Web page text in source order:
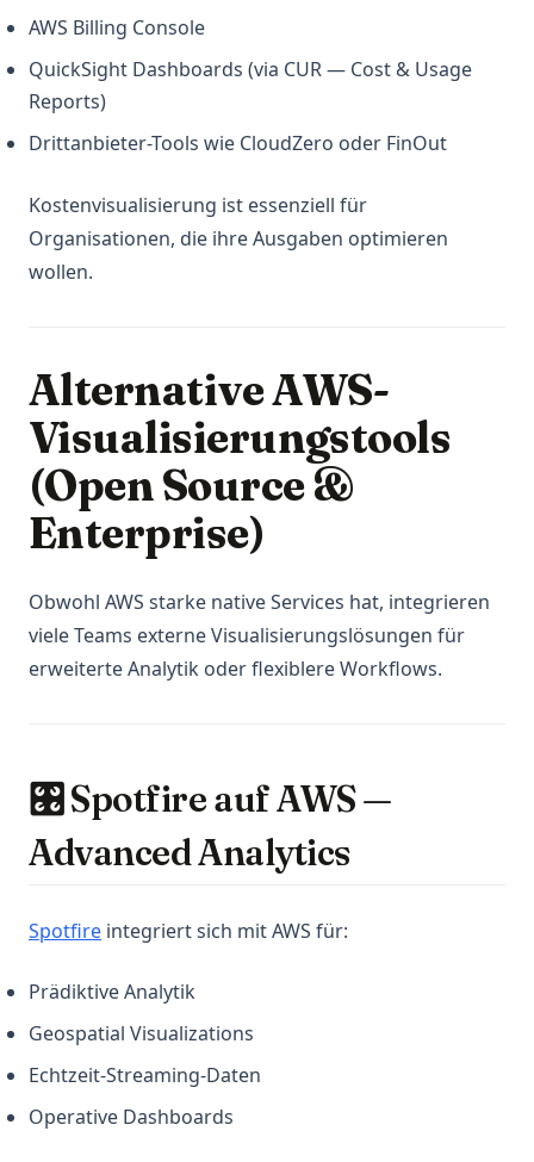
AWS Billing Console
QuickSight Dashboards (via CUR — Cost & Usage
Reports)
Drittanbieter-Tools wie CloudZero oder FinOut
Kostenvisualisierung ist essenziell für
Organisationen, die ihre Ausgaben optimieren
wollen.
Alternative AWS-
Visualisierungstools
(Open Source &
Enterprise)
Obwohl AWS starke native Services hat, integrieren
viele Teams externe Visualisierungslösungen für
erweiterte Analytik oder flexiblere Workflows.
🎛️ Spotfire auf AWS —
Advanced Analytics
Spotfire(opens in a new tab)
integriert sich mit AWS für:
Prädiktive Analytik
Geospatial Visualizations
Echtzeit-Streaming-Daten
Operative Dashboards